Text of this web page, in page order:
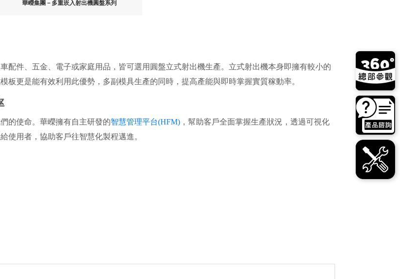
華嶸集團－多重崁入射出機圓盤系列
配件、五金、電子或家庭用品，皆可選用圓盤立式射出機生產。立式射出機本身即擁有較小的
板更是能有效利用此優勢，多副模具生產的同時，提高產能與即時掌握實質稼動率。
的使命。華嶸擁有自主研發的智慧管理平台(HFM) ，幫助客戶全面掌握生產狀況，透過可視化
使用者，協助客戶往智慧化製程邁進。